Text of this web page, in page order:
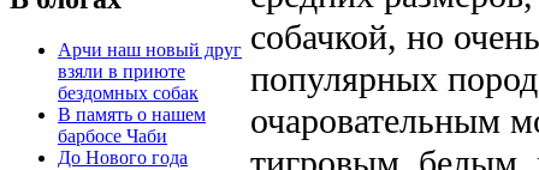
Арчи наш новый друг
взяли в приюте
бездомных собак
В память о нашем
барбосе Чаби
До Нового года
собачкой, но
популярных
очаровательным